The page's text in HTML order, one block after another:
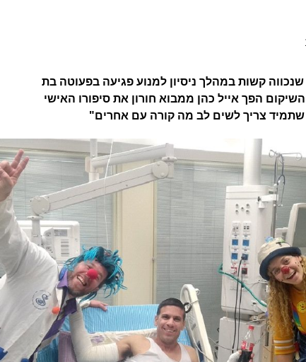
קשות במהלך ניסיון למנוע פגיעה בפעוטה בת
הפך אייל כהן ממבוא חורון את סיפורו האישי
צריך לשים לב מה קורה עם אחרים"